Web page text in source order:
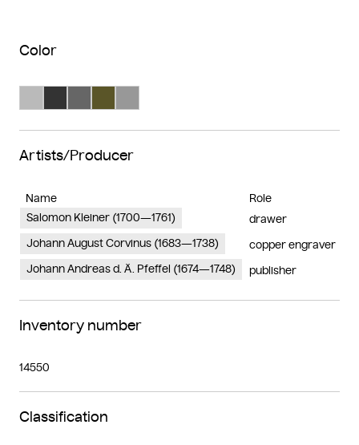
Color
Artists/Producer
Name
Role
Salomon Kleiner (1700—1761)
drawer
Johann August Corvinus (1683—1738)
copper engraver
Johann Andreas d. Ä. Pfeffel (1674—1748)
publisher
Inventory number
14550
Classification